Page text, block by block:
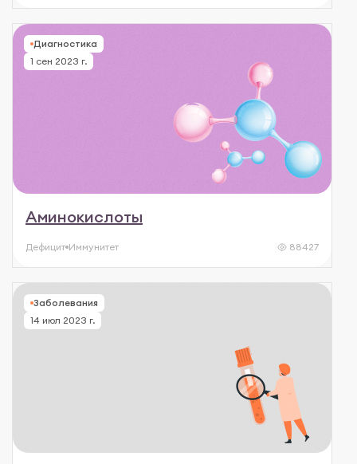
Диагностика
1 сен 2023 г.
Аминокислоты
Дефицит Иммунитет 88427
Заболевания
14 июл 2023 г.